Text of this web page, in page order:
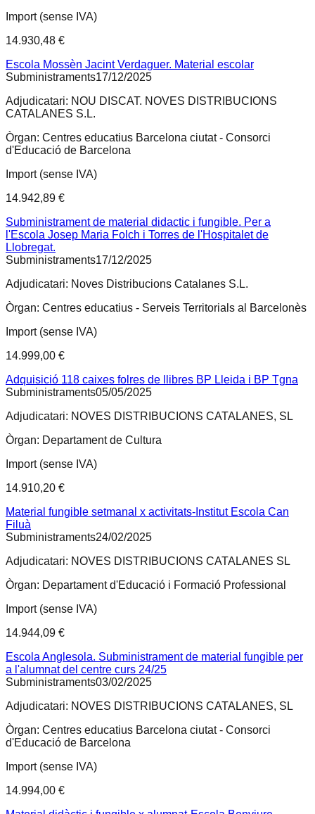
Import (sense IVA)
14.930,48 €
Escola Mossèn Jacint Verdaguer. Material escolar
Subministraments17/12/2025
Adjudicatari: NOU DISCAT. NOVES DISTRIBUCIONS
CATALANES S.L.
Òrgan: Centres educatius Barcelona ciutat - Consorci
d'Educació de Barcelona
Import (sense IVA)
14.942,89 €
Subministrament de material didactic i fungible. Per a
l'Escola Josep Maria Folch i Torres de l'Hospitalet de
Llobregat.
Subministraments17/12/2025
Adjudicatari: Noves Distribucions Catalanes S.L.
Òrgan: Centres educatius - Serveis Territorials al Barcelonès
Import (sense IVA)
14.999,00 €
Adquisició 118 caixes folres de llibres BP Lleida i BP Tgna
Subministraments05/05/2025
Adjudicatari: NOVES DISTRIBUCIONS CATALANES, SL
Òrgan: Departament de Cultura
Import (sense IVA)
14.910,20 €
Material fungible setmanal x activitats-Institut Escola Can
Filuà
Subministraments24/02/2025
Adjudicatari: NOVES DISTRIBUCIONS CATALANES SL
Òrgan: Departament d'Educació i Formació Professional
Import (sense IVA)
14.944,09 €
Escola Anglesola. Subministrament de material fungible per
a l'alumnat del centre curs 24/25
Subministraments03/02/2025
Adjudicatari: NOVES DISTRIBUCIONS CATALANES, SL
Òrgan: Centres educatius Barcelona ciutat - Consorci
d'Educació de Barcelona
Import (sense IVA)
14.994,00 €